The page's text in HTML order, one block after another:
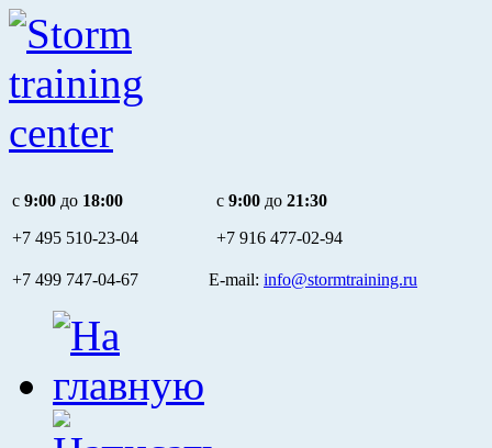
c 9:00 до 18:00
+7 495 510-23-04
c 9:00 до 21:30
+7 916 477-02-94
+7 499 747-04-67 E-mail: info@stormtraining.ru